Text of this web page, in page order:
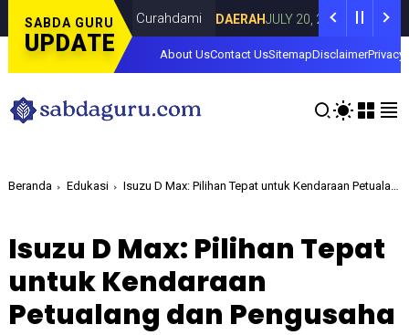
SABDA GURU
UPDATE
Lorenza di Curahdami DAERAH JULY 20, 2026 Fokus pada
About UsContact UsSitemapDisclaimerPrivacy
Beranda Edukasi Isuzu D Max: Pilihan Tepat untuk Kendaraan Petualang dan Pengusaha
Isuzu D Max: Pilihan Tepat
untuk Kendaraan
Petualang dan Pengusaha